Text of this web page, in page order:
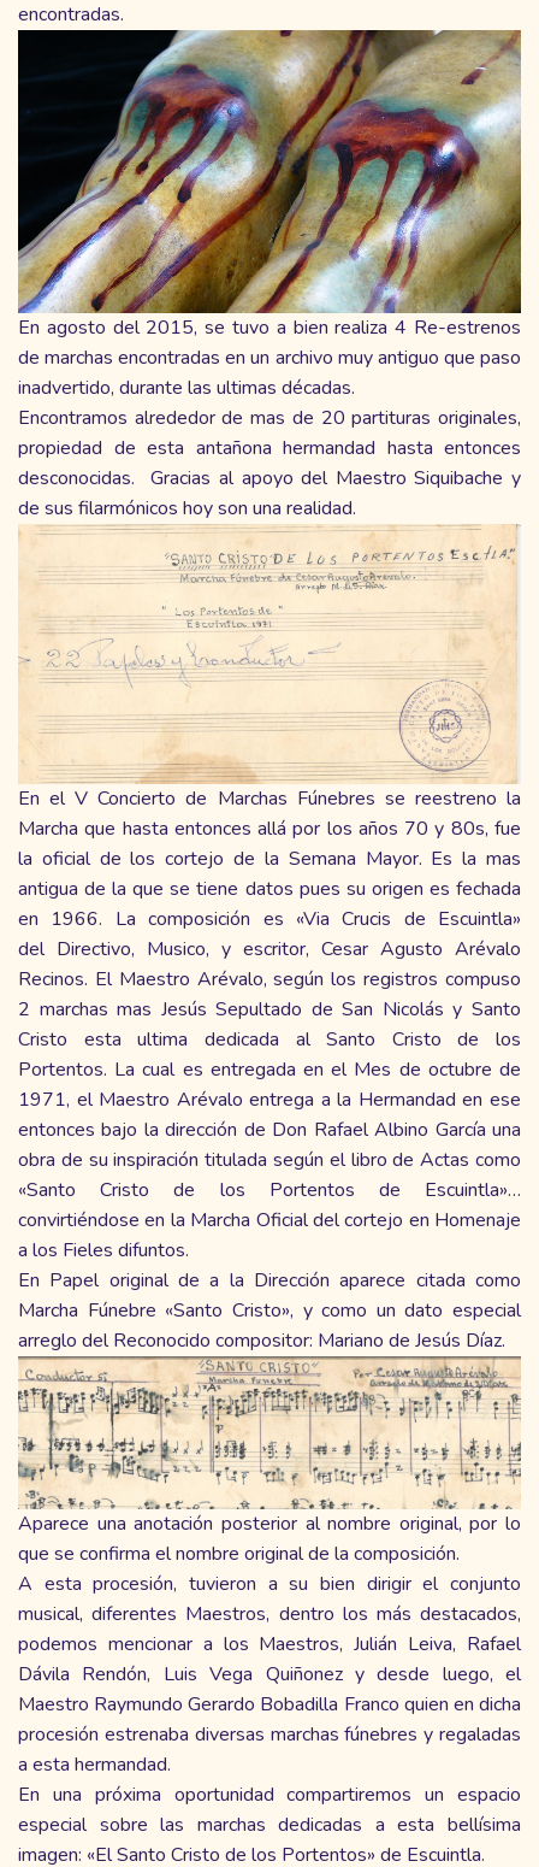
encontradas.
En agosto del 2015, se tuvo a bien realiza 4 Re-estrenos
de marchas encontradas en un archivo muy antiguo que paso
inadvertido, durante las ultimas décadas.
Encontramos alrededor de mas de 20 partituras originales,
propiedad de esta antañona hermandad hasta entonces
desconocidas. Gracias al apoyo del Maestro Siquibache y
de sus filarmónicos hoy son una realidad.
En el V Concierto de Marchas Fúnebres se reestreno la
Marcha que hasta entonces allá por los años 70 y 80s, fue
la oficial de los cortejo de la Semana Mayor. Es la mas
antigua de la que se tiene datos pues su origen es fechada
en 1966. La composición es «Via Crucis de Escuintla»
del Directivo, Musico, y escritor, Cesar Agusto Arévalo
Recinos. El Maestro Arévalo, según los registros compuso
2 marchas mas Jesús Sepultado de San Nicolás y Santo
Cristo esta ultima dedicada al Santo Cristo de los
Portentos. La cual es entregada en el Mes de octubre de
1971, el Maestro Arévalo entrega a la Hermandad en ese
entonces bajo la dirección de Don Rafael Albino García una
obra de su inspiración titulada según el libro de Actas como
«Santo Cristo de los Portentos de Escuintla»…
convirtiéndose en la Marcha Oficial del cortejo en Homenaje
a los Fieles difuntos.
En Papel original de a la Dirección aparece citada como
Marcha Fúnebre «Santo Cristo», y como un dato especial
arreglo del Reconocido compositor: Mariano de Jesús Díaz.
Aparece una anotación posterior al nombre original, por lo
que se confirma el nombre original de la composición.
A esta procesión, tuvieron a su bien dirigir el conjunto
musical, diferentes Maestros, dentro los más destacados,
podemos mencionar a los Maestros, Julián Leiva, Rafael
Dávila Rendón, Luis Vega Quiñonez y desde luego, el
Maestro Raymundo Gerardo Bobadilla Franco quien en dicha
procesión estrenaba diversas marchas fúnebres y regaladas
a esta hermandad.
En una próxima oportunidad compartiremos un espacio
especial sobre las marchas dedicadas a esta bellísima
imagen: «El Santo Cristo de los Portentos» de Escuintla.